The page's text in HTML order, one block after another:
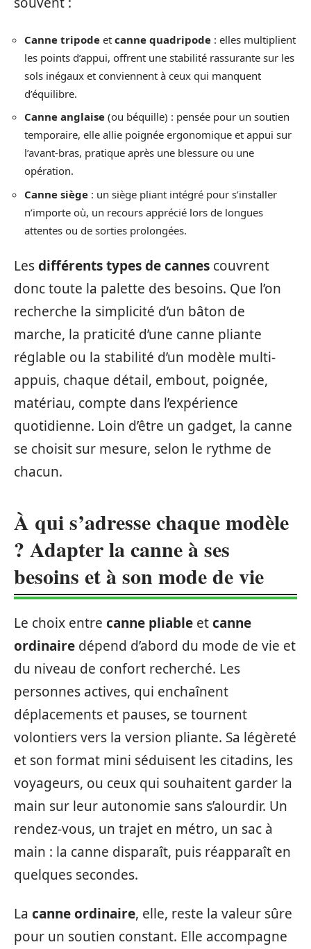
Canne tripode et canne quadripode : elles multiplient
les points d’appui, offrent une stabilité rassurante sur les
sols inégaux et conviennent à ceux qui manquent
d’équilibre.
Canne anglaise (ou béquille) : pensée pour un soutien
temporaire, elle allie poignée ergonomique et appui sur
l’avant-bras, pratique après une blessure ou une
opération.
Canne siège : un siège pliant intégré pour s’installer
n’importe où, un recours apprécié lors de longues
attentes ou de sorties prolongées.
Lesdifférents types de cannes couvrent
donc toute la palette des besoins. Que l’on
recherche la simplicité d’un bâton de
marche, la praticité d’une canne pliante
réglable ou la stabilité d’un modèle multi-
appuis, chaque détail, embout, poignée,
matériau, compte dans l’expérience
quotidienne. Loin d’être un gadget, la canne
se choisit sur mesure, selon le rythme de
chacun.
À qui s’adresse chaque modèle
? Adapter la canne à ses
besoins et à son mode de vie
Le choix entre canne pliable etcanne
ordinaire dépend d’abord du mode de vie et
du niveau de confort recherché. Les
personnes actives, qui enchaînent
déplacements et pauses, se tournent
volontiers vers la version pliante. Sa légèreté
et son format mini séduisent les citadins, les
voyageurs, ou ceux qui souhaitent garder la
main sur leur autonomie sans s’alourdir. Un
rendez-vous, un trajet en métro, un sac à
main : la canne disparaît, puis réapparaît en
quelques secondes.
La canne ordinaire, elle, reste la valeur sûre
pour un soutien constant. Elle accompagne